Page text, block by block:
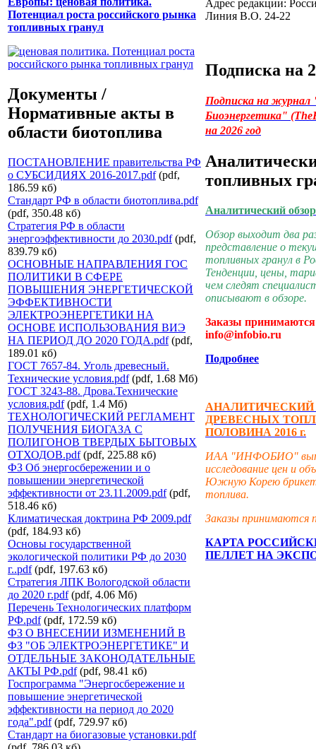
Потенциал роста российского рынка
топливных гранул
Документы /
Нормативные акты в
области биотоплива
ПОСТАНОВЛЕНИЕ правительства РФ
о СУБСИДИЯХ 2016-2017.pdf(pdf,
186.59 кб)
Стандарт РФ в области биотоплива.pdf
(pdf, 350.48 кб)
Стратегия РФ в области
энергоэффективности до 2030.pdf(pdf,
839.79 кб)
ОСНОВНЫЕ НАПРАВЛЕНИЯ ГОС
ПОЛИТИКИ В СФЕРЕ
ПОВЫШЕНИЯ ЭНЕРГЕТИЧЕСКОЙ
ЭФФЕКТИВНОСТИ
ЭЛЕКТРОЭНЕРГЕТИКИ НА
ОСНОВЕ ИСПОЛЬЗОВАНИЯ ВИЭ
НА ПЕРИОД ДО 2020 ГОДА.pdf(pdf,
189.01 кб)
ГОСТ 7657-84. Уголь древесный.
Технические условия.pdf(pdf, 1.68 Мб)
ГОСТ 3243-88. Дрова.Технические
условия.pdf(pdf, 1.4 Мб)
ТЕХНОЛОГИЧЕСКИЙ РЕГЛАМЕНТ
ПОЛУЧЕНИЯ БИОГАЗА С
ПОЛИГОНОВ ТВЕРДЫХ БЫТОВЫХ
ОТХОДОВ.pdf(pdf, 225.88 кб)
ФЗ Об энергосбережении и о
повышении энергетической
эффективности от 23.11.2009.pdf(pdf,
518.46 кб)
Климатическая доктрина РФ 2009.pdf
(pdf, 184.93 кб)
Основы государственной
экологической политики РФ до 2030
г..pdf(pdf, 197.63 кб)
Стратегия ЛПК Вологодской области
до 2020 г.pdf(pdf, 4.06 Мб)
Перечень Технологических платформ
РФ.pdf(pdf, 172.59 кб)
ФЗ О ВНЕСЕНИИ ИЗМЕНЕНИЙ В
ФЗ "ОБ ЭЛЕКТРОЭНЕРГЕТИКЕ" И
ОТДЕЛЬНЫЕ ЗАКОНОДАТЕЛЬНЫЕ
АКТЫ РФ.pdf(pdf, 98.41 кб)
Госпрограмма "Энергосбережение и
повышение энергетической
эффективности на период до 2020
года".pdf(pdf, 729.97 кб)
Стандарт на биогазовые установки.pdf
Адрес редакции:
Линия В.О. 24-22
Подписка на
Подписка на журнал
Биоэнергетика"
на 2026 год
топливных
Аналитический
Обзор выходит два
представление о
топливных гранул в
Тенденции, цены,
чем следят
описывают в обзоре.
Заказы принимаются
info@infobio.ru
Подробнее
АНАЛИТИЧЕСКИЙ
ДРЕВЕСНЫХ
ПОЛОВИНА 2016 г.
ИАА "ИНФОБИО"
исследование цен и
Южную Корею
топлива.
Заказы принимаются
КАРТА
ПЕЛЛЕТ НА